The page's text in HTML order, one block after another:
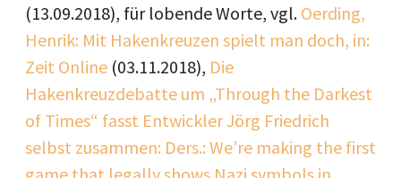
(13.09.2018), für lobende Worte, vgl. Oerding,
Henrik: Mit Hakenkreuzen spielt man doch, in:
Zeit Online (03.11.2018), Die
Hakenkreuzdebatte um „Through the Darkest
of Times“ fasst Entwickler Jörg Friedrich
selbst zusammen: Ders.: We’re making the first